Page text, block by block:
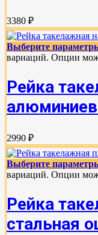
3380 ₽
Выберите
вариаций. Опции
Рейка
2990 ₽
Выберите
вариаций. Опции
Рейка
стальная